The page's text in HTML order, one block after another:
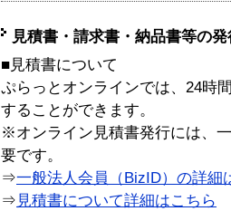
見積書・請求書・納品書等の
■見積書について
ぷらっとオンラインでは、24時
することができます。
※オンライン見積書発行には、
要です。
⇒一般法人会員（BizID）の詳細
⇒ 見積書について詳細はこちら